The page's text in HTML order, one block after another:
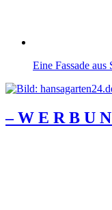
Eine Fassade
– W Ε R Β U